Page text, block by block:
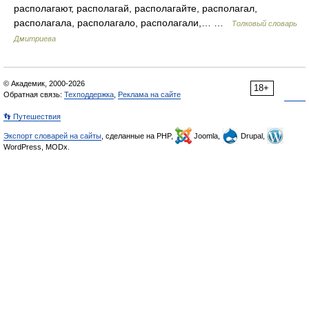
располагают, располагай, располагайте, располагал,
располагала, располагало, располагали,… …
Толковый словарь
Дмитриева
18+
© Академик, 2000-2026
Обратная связь: Техподдержка Реклама на сайте
👣 Путешествия
Экспорт словарей на сайты , сделанные на PHP, Joomla,
Drupal,
WordPress, MODx.